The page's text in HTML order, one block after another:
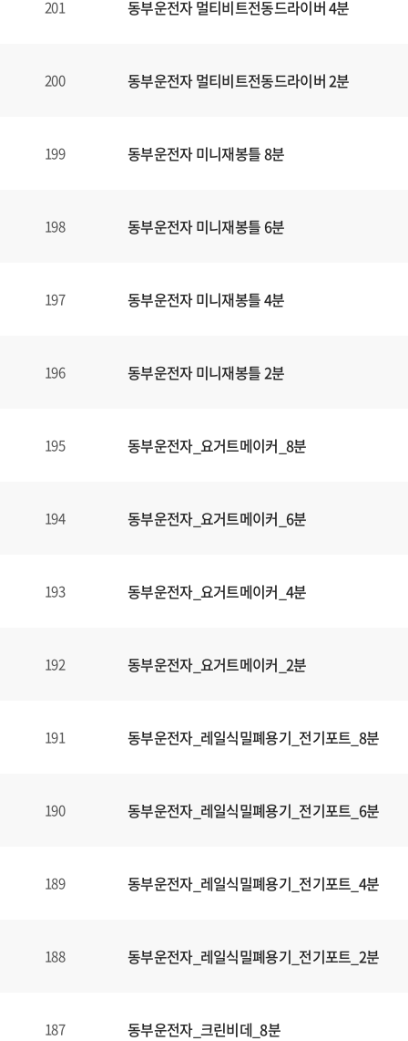
201 동부운전자 멀티비트전동드라이버 4분
200 동부운전자 멀티비트전동드라이버 2분
199 동부운전자 미니재봉틀 8분
198 동부운전자 미니재봉틀 6분
197 동부운전자 미니재봉틀 4분
196 동부운전자 미니재봉틀 2분
195 동부운전자_요거트메이커_8분
194 동부운전자_요거트메이커_6분
193 동부운전자_요거트메이커_4분
192 동부운전자_요거트메이커_2분
191 동부운전자_레일식밀폐용기_전기포트_8분
190 동부운전자_레일식밀폐용기_전기포트_6분
189 동부운전자_레일식밀폐용기_전기포트_4분
188 동부운전자_레일식밀폐용기_전기포트_2분
187 동부운전자_크린비데_8분